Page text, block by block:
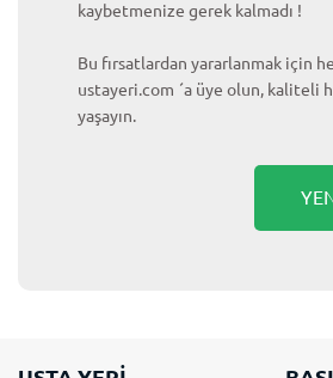
kaybetmenize gerek kalmadı !
Bu fırsatlardan yararlanmak için
ustayeri.com ´a üye olun, kaliteli
yaşayın.